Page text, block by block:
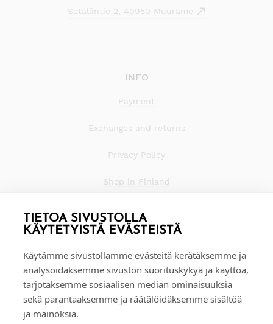
TIETOA SIVUSTOLLA
KÄYTETYISTÄ EVÄSTEISTÄ
Käytämme sivustollamme evästeitä kerätäksemme ja
analysoidaksemme sivuston suorituskykyä ja käyttöä,
tarjotaksemme sosiaalisen median ominaisuuksia
sekä parantaaksemme ja räätälöidäksemme sisältöä
ja mainoksia.
Setäläntie 2, 40950 Muurame
INFO
Payment
Exchanges and returns
Privacy Policy
Shop in Finland